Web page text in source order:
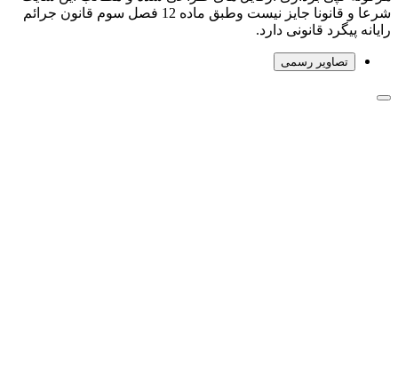
شرعا و قانونا جایز نیست وطبق ماده 12 فصل سوم قانون جرائم
رایانه پیگرد قانونی دارد.
تصاویر رسمی